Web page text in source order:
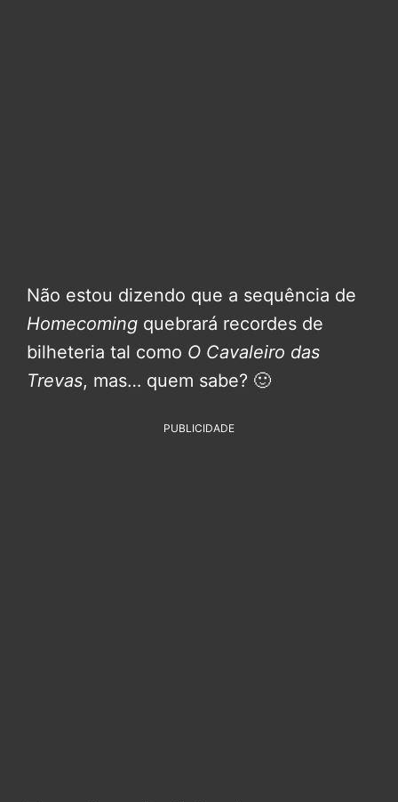
Não estou dizendo que a sequência de
Homecoming quebrará recordes de
bilheteria tal como O Cavaleiro das
Trevas, mas… quem sabe? 🙂
PUBLICIDADE